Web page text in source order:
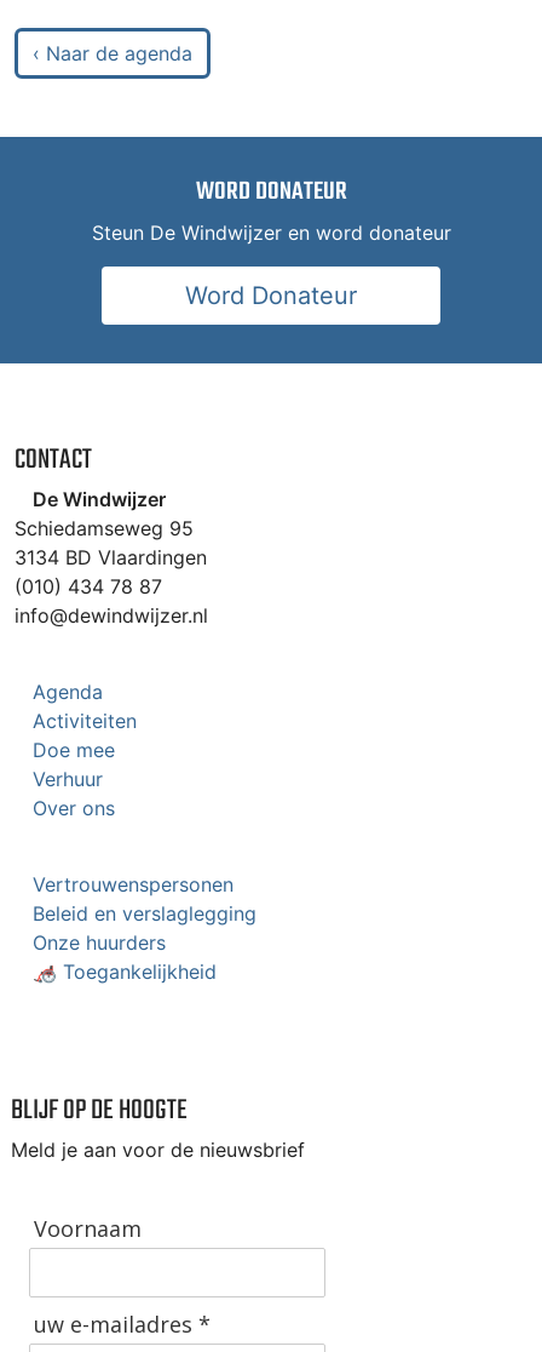
‹ Naar de agenda
WORD DONATEUR
Steun De Windwijzer en word donateur
Word Donateur
CONTACT
De Windwijzer
Schiedamseweg 95
3134 BD Vlaardingen
(010) 434 78 87
info@dewindwijzer.nl
Agenda
Activiteiten
Doe mee
Verhuur
Over ons
Vertrouwenspersonen
Beleid en verslaglegging
Onze huurders
🦽 Toegankelijkheid
BLIJF OP DE HOOGTE
Meld je aan voor de nieuwsbrief
Voornaam
uw e-mailadres *